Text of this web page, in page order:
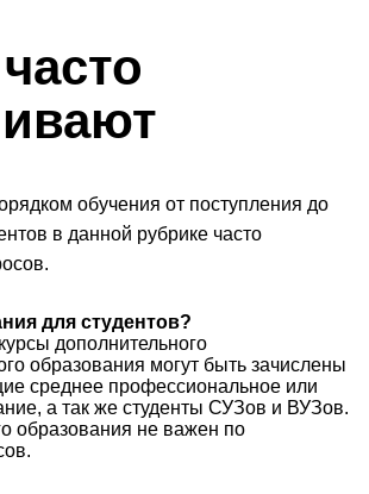
обучения от поступления до
в данной рубрике часто
для студентов?
дополнительного
образования могут быть зачислены
среднее профессиональное или
а так же студенты СУЗов и ВУЗов.
образования не важен по